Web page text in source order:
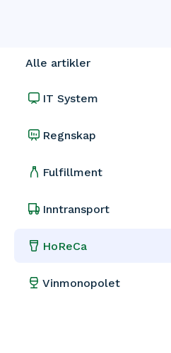
Alle artikler
IT System
Regnskap
Fulfillment
Inntransport
HoReCa
Vinmonopolet